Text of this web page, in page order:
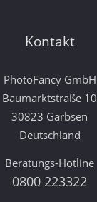
Kontakt
PhotoFancy GmbH
Baumarktstraße 10
30823 Garbsen
Deutschland
Beratungs-Hotline
0800 223322